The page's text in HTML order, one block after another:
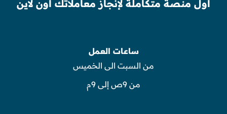
أول منصة متكاملة لإنجاز معاملاتك أون لاين
ساعات العمل
من السبت الى الخميس
من 9ص إلى 9م